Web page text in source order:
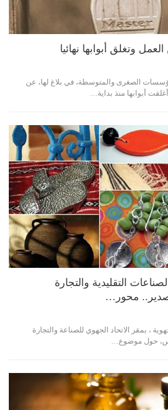
الصغرى والمتوسطة، في بلاغ لها، عن
التقليدية والتجارة
محور…
، بمقر الاتحاد الجهوي للصناعة والتجارة
حول موضوع…